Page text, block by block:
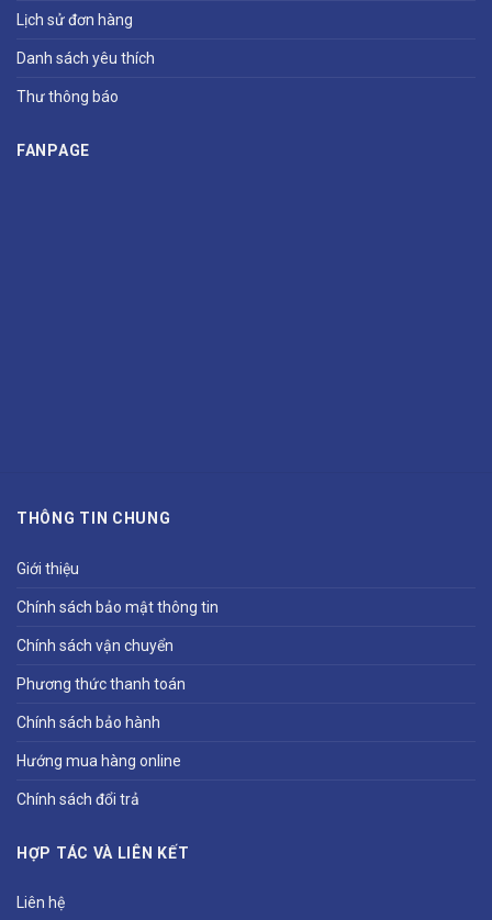
Lịch sử đơn hàng
Danh sách yêu thích
Thư thông báo
FANPAGE
THÔNG TIN CHUNG
Giới thiệu
Chính sách bảo mật thông tin
Chính sách vận chuyển
Phương thức thanh toán
Chính sách bảo hành
Hướng mua hàng online
Chính sách đổi trả
HỢP TÁC VÀ LIÊN KẾT
Liên hệ